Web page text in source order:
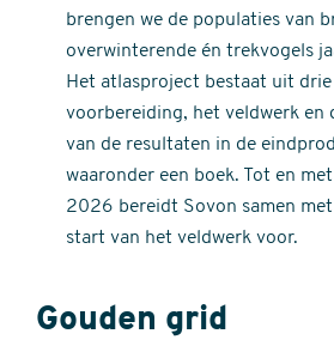
brengen we de populaties van
overwinterende én trekvogels
Het atlasproject bestaat uit drie
voorbereiding, het veldwerk en
van de resultaten in de
waaronder een boek. Tot en
2026 bereidt Sovon samen
start van het veldwerk voor.
Gouden grid